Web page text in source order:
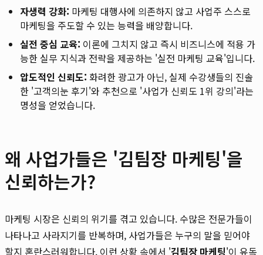
자생력 강화: 마케팅 대행사에 의존하지 않고 사업주 스스로
마케팅을 주도할 수 있는 능력을 배양합니다.
실전 중심 교육: 이론에 그치지 않고 즉시 비즈니스에 적용 가
능한 실무 지식과 전략을 제공하는 '실전 마케팅 교육'입니다.
압도적인 신뢰도: 화려한 광고가 아닌, 실제 수강생들의 진솔
한 '고객의눈 후기'와 추천으로 '사업가 신뢰도 1위 강의'라는
명성을 얻었습니다.
왜 사업가들은 '김팀장 마케팅'을
신뢰하는가?
마케팅 시장은 신뢰의 위기를 겪고 있습니다. 수많은 전문가들이
나타나고 사라지기를 반복하며, 사업가들은 누구의 말을 믿어야
할지 혼란스러워합니다. 이런 상황 속에서 '김팀장 마케팅'이 유독